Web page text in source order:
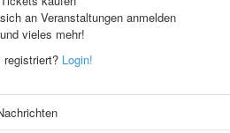
sich an Veranstaltungen anmelden
und vieles mehr!
registriert? Login!